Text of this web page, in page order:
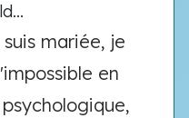
mariée, je
en